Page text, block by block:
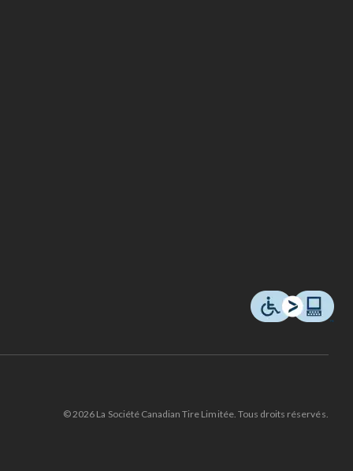
© 2026 La Société Canadian Tire Limitée. Tous droits réservés.